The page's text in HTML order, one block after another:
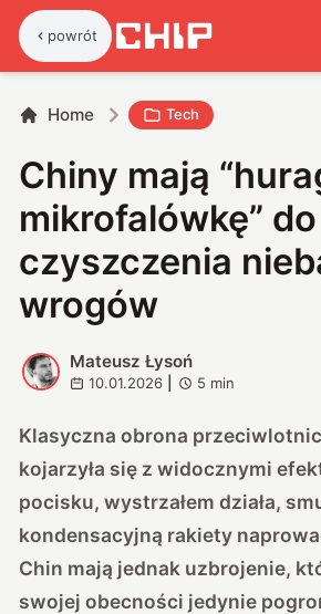
powrót
Home Tech
Chiny mają
mikrofalówkę” do
czyszczenia
wrogów
M
Mateusz Łysoń
10.01.2026 5 min
Klasyczna obrona
kojarzyła się z widocznymi
pocisku, wystrzałem działa,
kondensacyjną rakiety
Chin mają jednak uzbrojenie,
swojej obecności jedynie